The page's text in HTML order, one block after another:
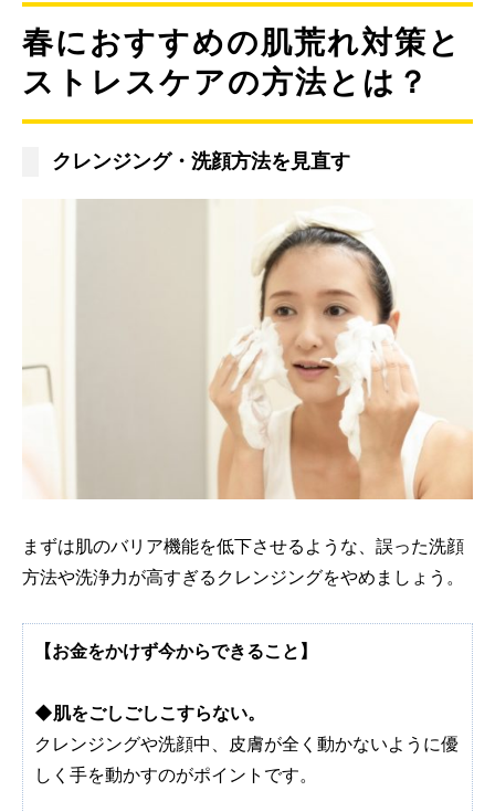
春におすすめの肌荒れ対策と
ストレスケアの方法とは？
クレンジング・洗顔方法を見直す
まずは肌のバリア機能を低下させるような、誤った洗顔
方法や洗浄力が高すぎるクレンジングをやめましょう。
【お金をかけず今からできること】
◆肌をごしごしこすらない。
クレンジングや洗顔中、皮膚が全く動かないように優
しく手を動かすのがポイントです。